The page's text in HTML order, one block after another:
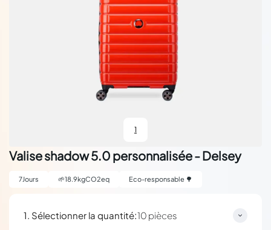
1
Valise shadow 5.0 personnalisée - Delsey
7Jours 🌱18.9kgCO2eq Eco-responsable 🌳
1. Sélectionner la quantité:10 pièces